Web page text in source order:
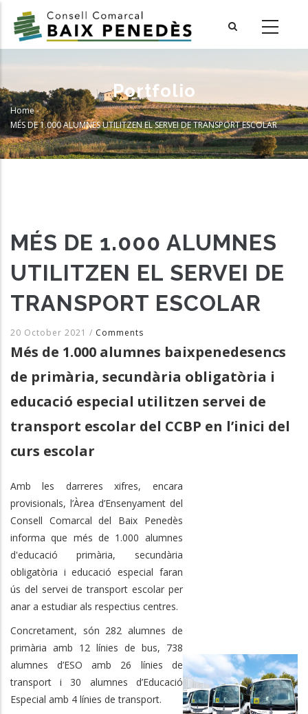
main
Portfolio
Breadcrumb
Home-
MÉS DE 1.000 ALUMNES UTILITZEN EL SERVEI DE TRANSPORT ESCOLAR
MÉS DE 1.000 ALUMNES
UTILITZEN EL SERVEI DE
TRANSPORT ESCOLAR
20 October 2021 / Comments
Més de 1.000 alumnes baixpenedesencs
de primària, secundària obligatòria i
educació especial utilitzen servei de
transport escolar del CCBP en l’inici del
curs escolar
Amb les darreres xifres, encara
provisionals, l’Àrea d’Ensenyament del
Consell Comarcal del Baix Penedès
informa que més de 1.000 alumnes
d'educació primària, secundària
obligatòria i educació especial faran
ús del servei de transport escolar per
anar a estudiar als respectius centres.
Concretament, són 282 alumnes de
primària amb 12 línies de bus, 738
alumnes d’ESO amb 26 línies de
transport i 30 alumnes d’Educació
Especial amb 4 línies de transport.